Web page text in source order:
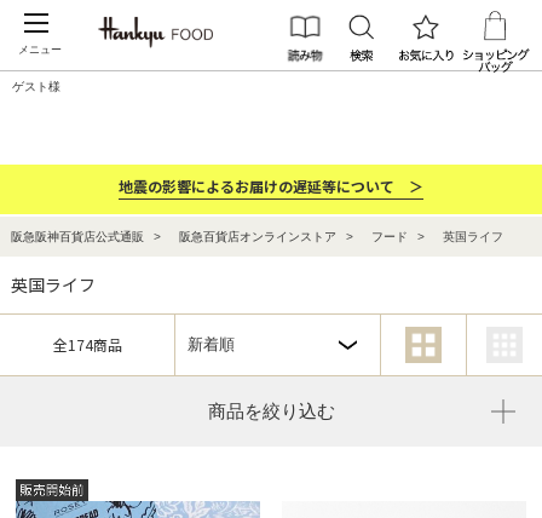
メニュー
ゲスト様
地震の影響によるお届けの遅延等について ＞
阪急阪神百貨店公式通販 阪急百貨店オンラインストア フード 英国ライフ
商品を絞り込む
英国ライフ
全174商品